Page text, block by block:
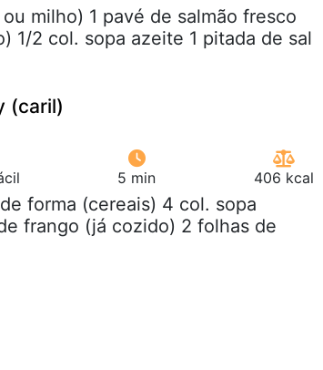
milho) 1 pavé de salmão fresco
1/2 col. sopa azeite 1 pitada de sal
(caril)
5 min 406 kcal
forma (cereais) 4 col. sopa
frango (já cozido) 2 folhas de